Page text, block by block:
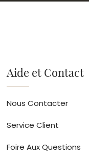
Aide et Contact
Nous Contacter
Service Client
Foire Aux Questions